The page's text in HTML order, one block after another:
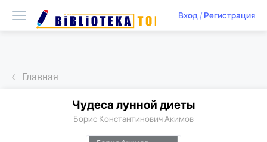
Вход/ Регистрация
Главная
Чудеса лунной диеты
Борис Константинович Акимов